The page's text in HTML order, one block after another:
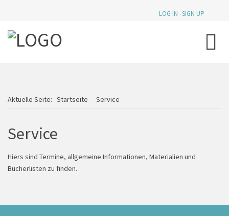
LOG IN SIGN UP
Aktuelle Seite: Startseite Service
Service
Hiers sind Termine, allgemeine Informationen, Materialien und
Bücherlisten zu finden.